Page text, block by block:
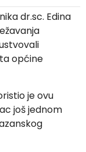
dr.sc. Edina
općine
je ovu
još jednom